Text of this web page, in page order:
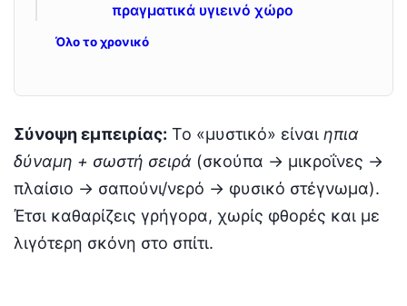
πραγματικά υγιεινό χώρο
Όλο το χρονικό
Σύνοψη εμπειρίας: Το «μυστικό» είναι ηπια
δύναμη + σωστή σειρά (σκούπα → μικροΐνες →
πλαίσιο → σαπούνι/νερό → φυσικό στέγνωμα).
Έτσι καθαρίζεις γρήγορα, χωρίς φθορές και με
λιγότερη σκόνη στο σπίτι.